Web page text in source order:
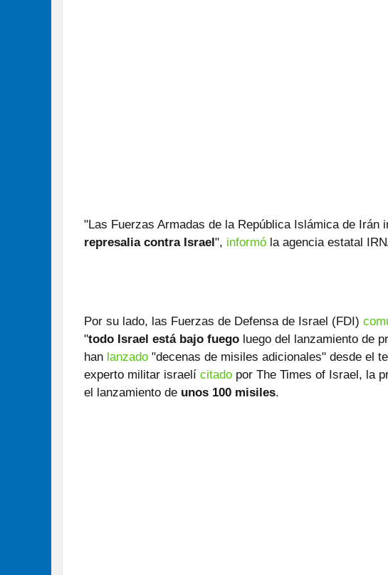
"Las Fuerzas Armadas de la República Islámica de Irán
represalia contra Israel", informó la agencia estatal
Por su lado, las Fuerzas de Defensa de Israel (FDI)
"todo Israel está bajo fuego luego del lanzamiento de
han lanzado "decenas de misiles adicionales" desde el
experto militar israelí citado por The Times of Israel, la
el lanzamiento de unos 100 misiles.